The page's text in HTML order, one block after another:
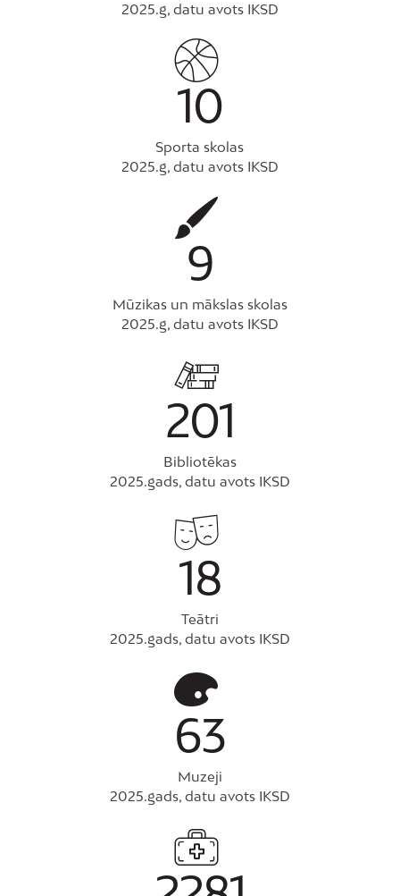
2025.g, datu avots IKSD
10
Sporta skolas
2025.g, datu avots IKSD
9
Mūzikas un mākslas skolas
2025.g, datu avots IKSD
201
Bibliotēkas
2025.gads, datu avots IKSD
18
Teātri
2025.gads, datu avots IKSD
63
Muzeji
2025.gads, datu avots IKSD